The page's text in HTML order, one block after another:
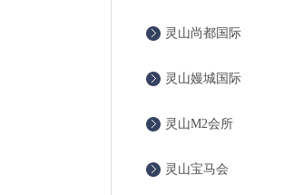
灵山尚都国际
灵山嫚城国际
灵山M2会所
灵山宝马会